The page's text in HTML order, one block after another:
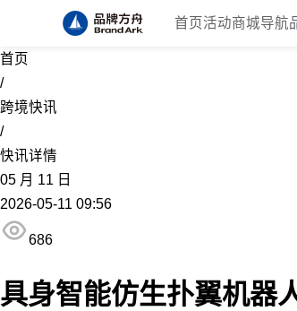
首页 活动商城导航
首页
/
跨境快讯
/
快讯详情
05 月 11 日
2026-05-11 09:56
686
具身智能仿生扑翼机器